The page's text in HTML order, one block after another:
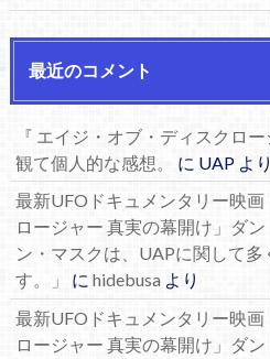
最近のコメント
『 エイジ・オブ・ディスクロ
観て個人的な感想。
に UAPより
最新UFOドキュメンタリー映
ロージャー 真実の幕開け」ダ
ン・マスクは、UAPに関して
す。」
に hidebusaより
最新UFOドキュメンタリー映
ロージャー 真実の幕開け」ダ